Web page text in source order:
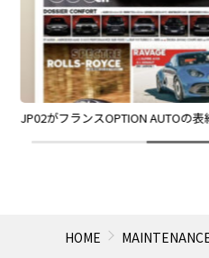
JP02がフランスOPTION AUTOの表
HOME